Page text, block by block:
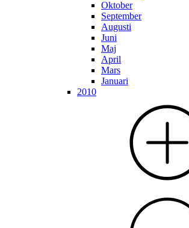
Oktober
September
Augusti
Juni
Maj
April
Mars
Januari
2010